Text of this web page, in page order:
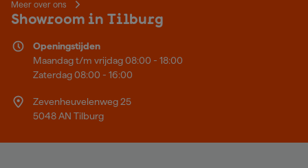
Meer over ons
Showroom in Tilburg
Openingstijden
Maandag t/m vrijdag 08:00 - 18:00
Zaterdag 08:00 - 16:00
Zevenheuvelenweg 25
5048 AN Tilburg